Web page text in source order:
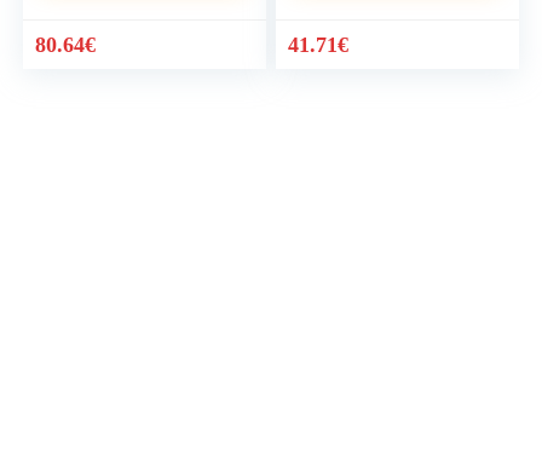
80.64€ 41.71€